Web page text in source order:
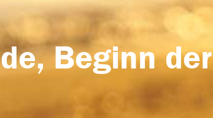
Beginn der